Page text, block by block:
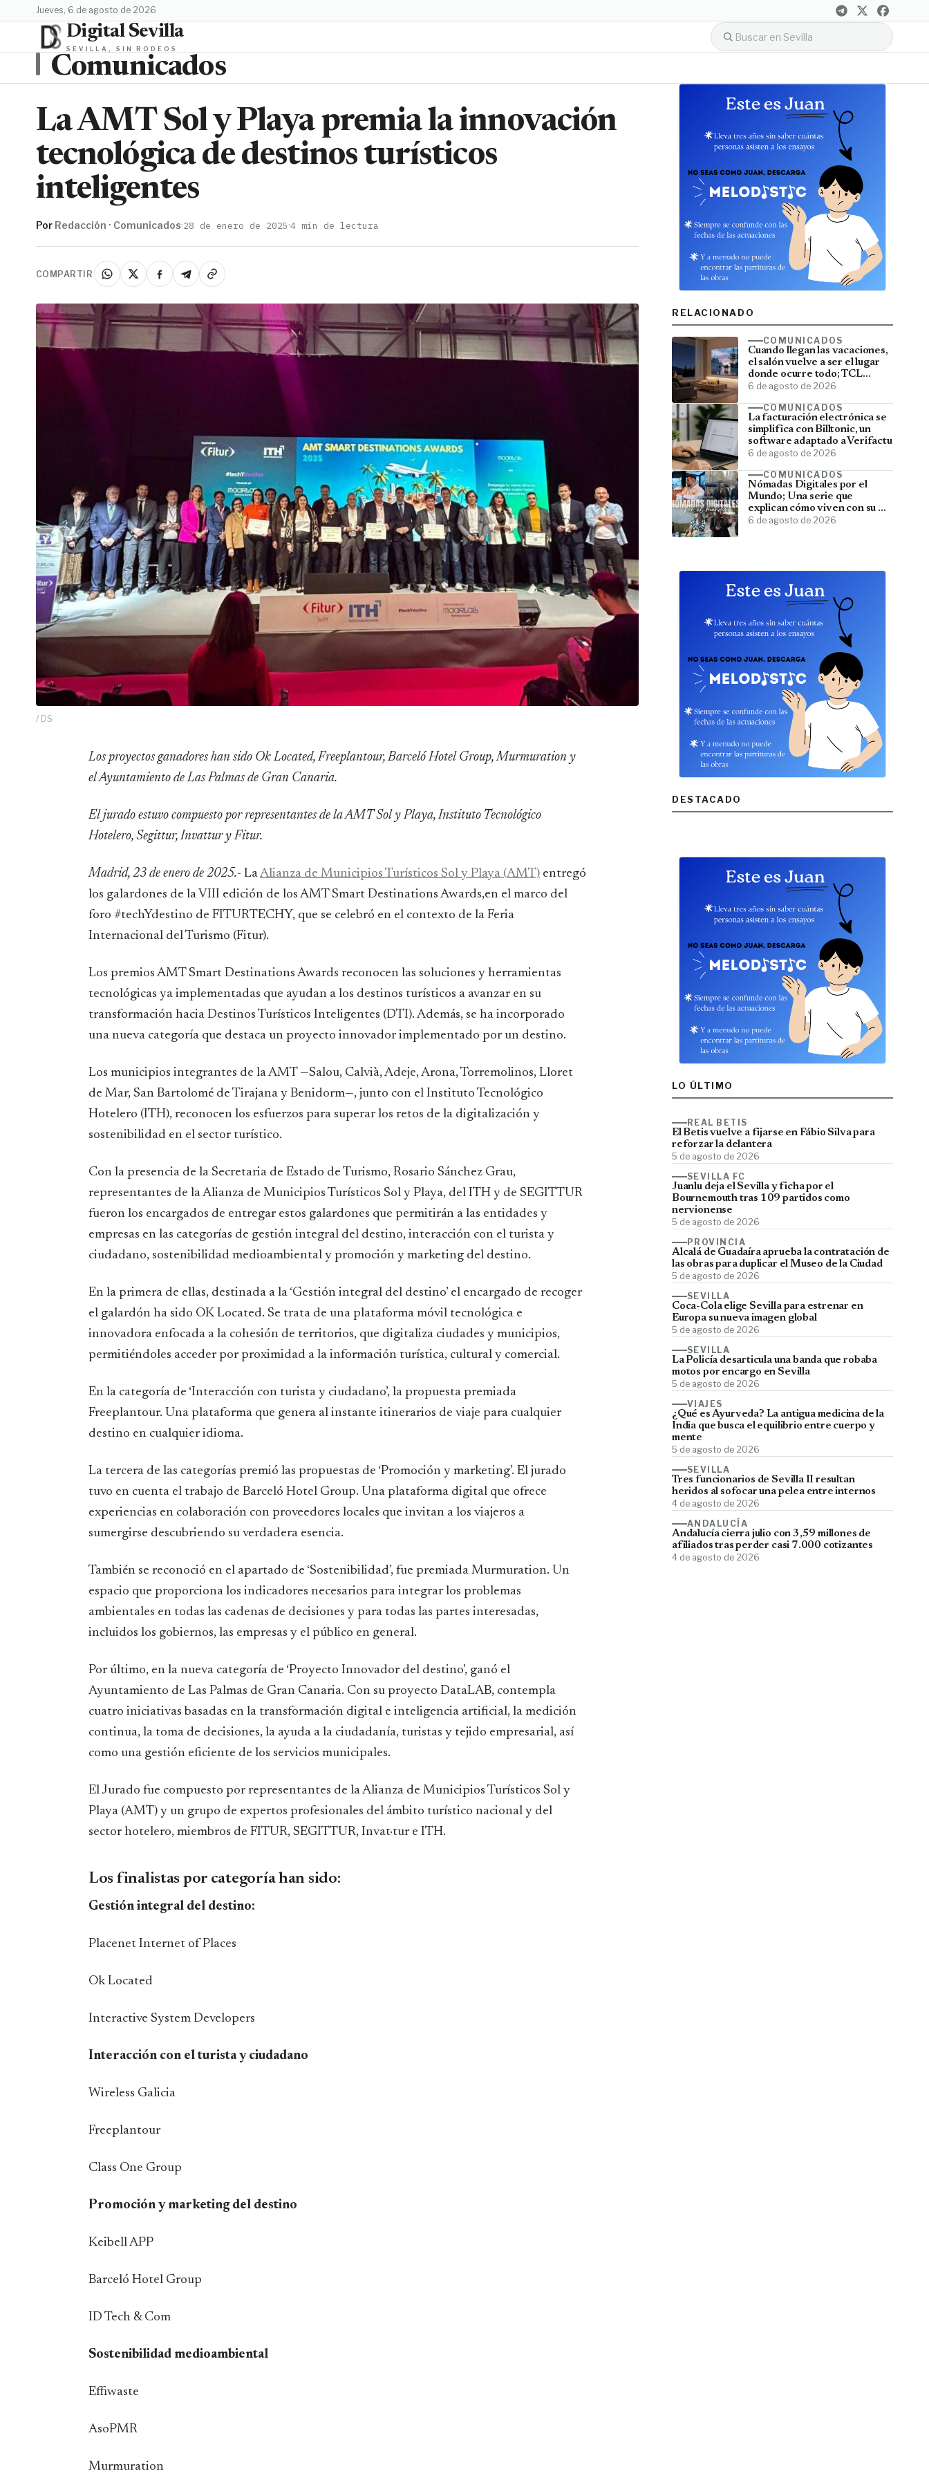
jueves, 6 de agosto de 2026
Digital Sevilla
SEVILLA, SIN RODEOS
Comunicados
La AMT Sol y Playa premia la innovación
tecnológica de destinos turísticos
inteligentes
Por Redacción · Comunicados·28 de enero de 2025·4 min de lectura
COMPARTIR
/ DS
Los proyectos ganadores han sido Ok Located, Freeplantour, Barceló Hotel Group, Murmuration y
el Ayuntamiento de Las Palmas de Gran Canaria.
El jurado estuvo compuesto por representantes de la AMT Sol y Playa, Instituto Tecnológico
Hotelero, Segittur, Invattur y Fitur.
Madrid, 23 de enero de 2025.- LaAlianza de Municipios Turísticos Sol y Playa (AMT) entregó
los galardones de la VIII edición de los AMT Smart Destinations Awards,en el marco del
foro #techYdestino de FITURTECHY, que se celebró en el contexto de la Feria
Internacional del Turismo (Fitur).
Los premios AMT Smart Destinations Awards reconocen las soluciones y herramientas
tecnológicas ya implementadas que ayudan a los destinos turísticos a avanzar en su
transformación hacia Destinos Turísticos Inteligentes (DTI). Además, se ha incorporado
una nueva categoría que destaca un proyecto innovador implementado por un destino.
Los municipios integrantes de la AMT —Salou, Calvià, Adeje, Arona, Torremolinos, Lloret
de Mar, San Bartolomé de Tirajana y Benidorm—, junto con el Instituto Tecnológico
Hotelero (ITH), reconocen los esfuerzos para superar los retos de la digitalización y
sostenibilidad en el sector turístico.
Con la presencia de la Secretaria de Estado de Turismo, Rosario Sánchez Grau,
representantes de la Alianza de Municipios Turísticos Sol y Playa, del ITH y de SEGITTUR
fueron los encargados de entregar estos galardones que permitirán a las entidades y
empresas en las categorías de gestión integral del destino, interacción con el turista y
ciudadano, sostenibilidad medioambiental y promoción y marketing del destino.
En la primera de ellas, destinada a la ‘Gestión integral del destino’ el encargado de recoger
el galardón ha sido OK Located. Se trata de una plataforma móvil tecnológica e
innovadora enfocada a la cohesión de territorios, que digitaliza ciudades y municipios,
permitiéndoles acceder por proximidad a la información turística, cultural y comercial.
En la categoría de ‘Interacción con turista y ciudadano’, la propuesta premiada
Freeplantour. Una plataforma que genera al instante itinerarios de viaje para cualquier
destino en cualquier idioma.
La tercera de las categorías premió las propuestas de ‘Promoción y marketing’. El jurado
tuvo en cuenta el trabajo de Barceló Hotel Group. Una plataforma digital que ofrece
experiencias en colaboración con proveedores locales que invitan a los viajeros a
sumergirse descubriendo su verdadera esencia.
También se reconoció en el apartado de ‘Sostenibilidad’, fue premiada Murmuration. Un
espacio que proporciona los indicadores necesarios para integrar los problemas
ambientales en todas las cadenas de decisiones y para todas las partes interesadas,
incluidos los gobiernos, las empresas y el público en general.
Por último, en la nueva categoría de ‘Proyecto Innovador del destino’, ganó el
Ayuntamiento de Las Palmas de Gran Canaria. Con su proyecto DataLAB, contempla
cuatro iniciativas basadas en la transformación digital e inteligencia artificial, la medición
continua, la toma de decisiones, la ayuda a la ciudadanía, turistas y tejido empresarial, así
como una gestión eficiente de los servicios municipales.
El Jurado fue compuesto por representantes de la Alianza de Municipios Turísticos Sol y
Playa (AMT) y un grupo de expertos profesionales del ámbito turístico nacional y del
sector hotelero, miembros de FITUR, SEGITTUR, Invat·tur e ITH.
Los finalistas por categoría han sido:
Gestión integral del destino:
Placenet Internet of Places
Ok Located
Interactive System Developers
Interacción con el turista y ciudadano
Wireless Galicia
Freeplantour
Class One Group
Promoción y marketing del destino
Keibell APP
Barceló Hotel Group
ID Tech & Com
Sostenibilidad medioambiental
Effiwaste
AsoPMR
Murmuration
RELACIONADO
COMUNICADOS
Cuando llegan las vacaciones,
el salón vuelve a ser el lugar
donde ocurre todo; TCL
convierte el televisor en el
6 de agosto de 2026
COMUNICADOS
La facturación electrónica se
simplifica con Billtonic, un
software adaptado a Verifactu
6 de agosto de 2026
COMUNICADOS
Nómadas Digitales por el
Mundo; Una serie que
explican cómo viven con su PC
y viajan por el mundo
6 de agosto de 2026
DESTACADO
LO ÚLTIMO
REAL BETIS
El Betis vuelve a fijarse en Fábio Silva para
reforzar la delantera
5 de agosto de 2026
SEVILLA FC
Juanlu deja el Sevilla y ficha por el
Bournemouth tras 109 partidos como
nervionense
5 de agosto de 2026
PROVINCIA
Alcalá de Guadaíra aprueba la contratación de
las obras para duplicar el Museo de la Ciudad
5 de agosto de 2026
SEVILLA
Coca-Cola elige Sevilla para estrenar en
Europa su nueva imagen global
5 de agosto de 2026
SEVILLA
La Policía desarticula una banda que robaba
motos por encargo en Sevilla
5 de agosto de 2026
VIAJES
¿Qué es Ayurveda? La antigua medicina de la
India que busca el equilibrio entre cuerpo y
mente
5 de agosto de 2026
SEVILLA
Tres funcionarios de Sevilla II resultan
heridos al sofocar una pelea entre internos
4 de agosto de 2026
ANDALUCÍA
Andalucía cierra julio con 3,59 millones de
afiliados tras perder casi 7.000 cotizantes
4 de agosto de 2026